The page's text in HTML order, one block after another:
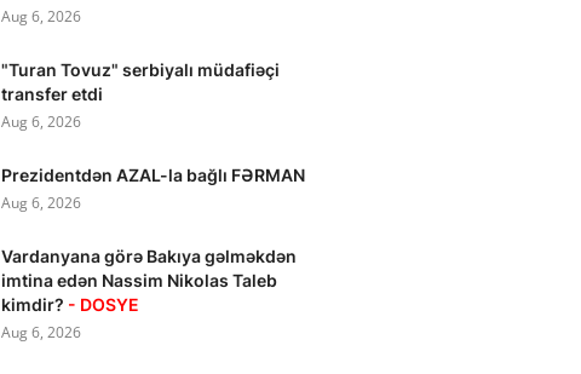
Aug 6, 2026
"Turan Tovuz" serbiyalı müdafiəçi
transfer etdi
Aug 6, 2026
Prezidentdən AZAL-la bağlı FƏRMAN
Aug 6, 2026
Vardanyana görə Bakıya gəlməkdən
imtina edən Nassim Nikolas Taleb
kimdir? - DOSYE
Aug 6, 2026